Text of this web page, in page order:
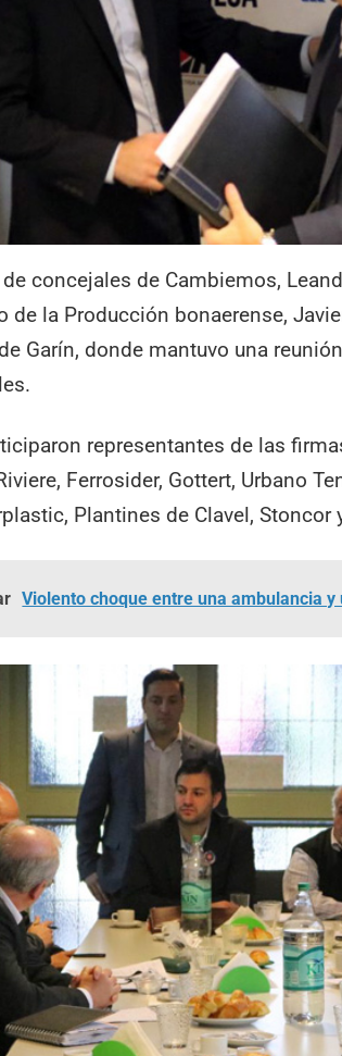
concejales de Cambiemos,
de la Producción bonaerense,
Garín, donde mantuvo una
representantes de las
Ferrosider, Gottert, Urbano
Plantines de Clavel, Stoncor
Violento choque entre una ambulancia